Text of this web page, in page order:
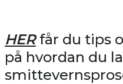
HERfår du tips
på hvordan du